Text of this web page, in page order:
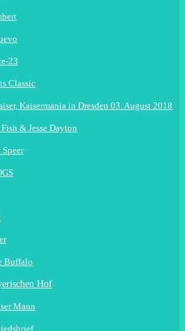
23
Classic
Kaisermania in Dresden 03. August 2018
& Jesse Dayton
Buffalo
Hof
Mann